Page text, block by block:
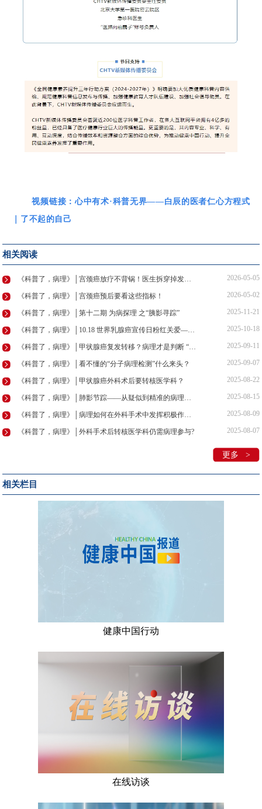
视频链接：心中有术·科普无界——白辰的医者仁心方程式
｜了不起的自己
相关阅读
《科普了，病理》│宫颈癌放疗不背锅！医生拆穿掉发、拉肚子谣言 2026-05-05
《科普了，病理》│宫颈癌预后要看这些指标！ 2026-05-02
《科普了，病理》│第十二期 为病探理 之“胰影寻踪” 2025-11-21
《科普了，病理》│10.18 世界乳腺癌宣传日粉红关爱——乳腺癌防线：探·解·治 2025-10-18
《科普了，病理》│甲状腺癌复发转移？病理才是判断 “瘤品”的“火眼金睛” 2025-09-11
《科普了，病理》│看不懂的“分子病理检测”什么来头？ 2025-09-07
《科普了，病理》│甲状腺癌外科术后要转核医学科？ 2025-08-22
《科普了，病理》│肺影节踪——从疑似到精准的病理革命 2025-08-15
《科普了，病理》│病理如何在外科手术中发挥积极作用？ 2025-08-09
《科普了，病理》│外科手术后转核医学科仍需病理参与? 2025-08-07
更多 >
相关栏目
健康中国行动
在线访谈